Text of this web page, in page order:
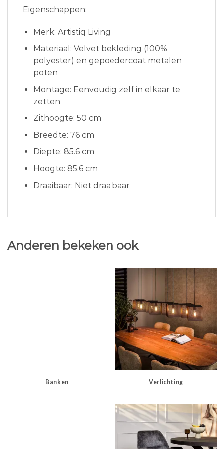
Eigenschappen:
Merk: Artistiq Living
Materiaal: Velvet bekleding (100%
polyester) en gepoedercoat metalen
poten
Montage: Eenvoudig zelf in elkaar te
zetten
Zithoogte: 50 cm
Breedte: 76 cm
Diepte: 85.6 cm
Hoogte: 85.6 cm
Draaibaar: Niet draaibaar
Anderen bekeken ook
Banken Verlichting